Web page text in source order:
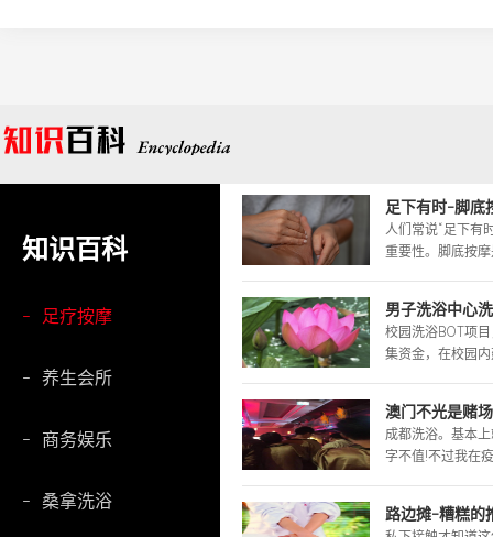
知识百科
- 足疗按摩
- 养生会所
- 商务娱乐
- 桑拿洗浴
足下有时-脚底
人们常说“足下有
重要性。脚底按
男子洗浴中心
校园洗浴BOT项
集资金，在校园
澳门不光是赌
成都洗浴。基本
字不值!不过我在
路边摊-糟糕的